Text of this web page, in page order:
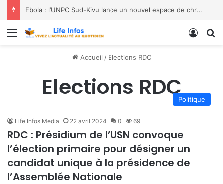
Ebola : l’UNPC Sud-Kivu lance un nouvel espace de chroniques pour renforcer la sensibilisation
Menu
Accueil / Elections RDC
Elections RDCPolitique
Life Infos Media 22 avril 2024 0 69
RDC : Présidium de l’USN convoque
l’élection primaire pour désigner un
candidat unique à la présidence de
l’Assemblée Nationale